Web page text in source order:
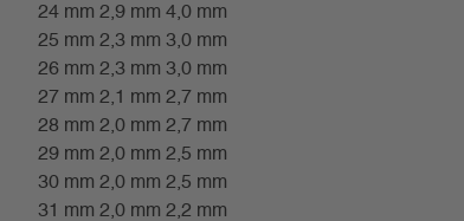
24 mm 2,9 mm 4,0 mm
25 mm 2,3 mm 3,0 mm
26 mm 2,3 mm 3,0 mm
27 mm 2,1 mm 2,7 mm
28 mm 2,0 mm 2,7 mm
29 mm 2,0 mm 2,5 mm
30 mm 2,0 mm 2,5 mm
31 mm 2,0 mm 2,2 mm